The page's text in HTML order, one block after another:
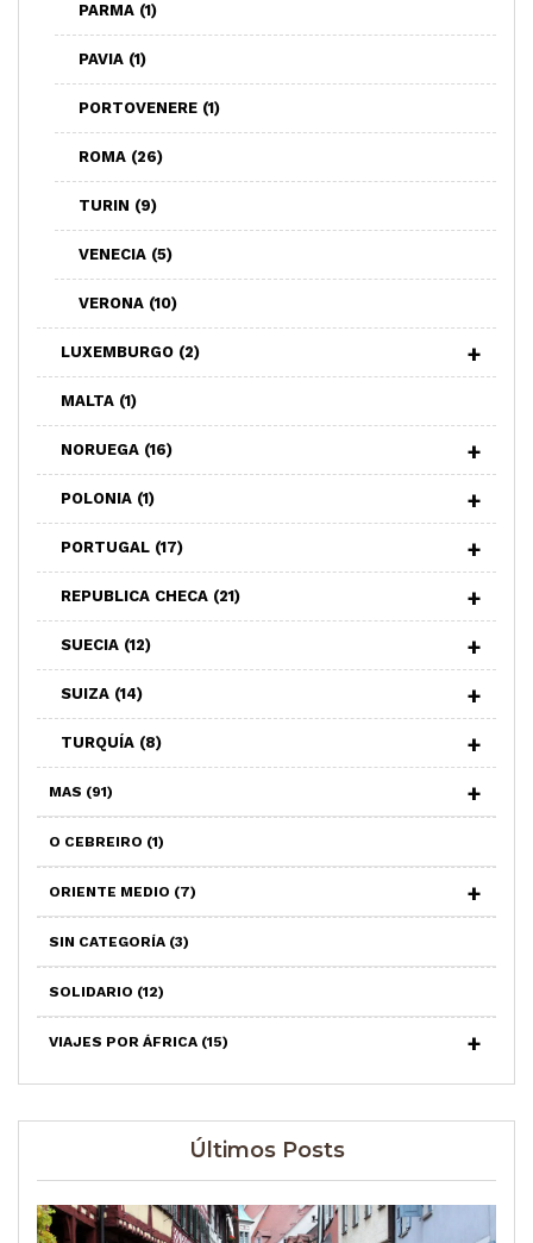
PARMA (1)
PAVIA (1)
PORTOVENERE (1)
ROMA (26)
TURIN (9)
VENECIA (5)
VERONA (10)
LUXEMBURGO (2)
MALTA (1)
NORUEGA (16)
POLONIA (1)
PORTUGAL (17)
REPUBLICA CHECA (21)
SUECIA (12)
SUIZA (14)
TURQUÍA (8)
MAS (91)
O CEBREIRO (1)
ORIENTE MEDIO (7)
SIN CATEGORÍA (3)
SOLIDARIO (12)
VIAJES POR ÁFRICA (15)
Últimos Posts